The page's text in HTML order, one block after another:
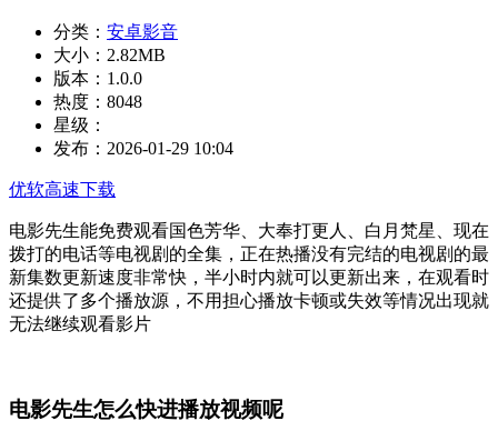
分类： 安卓影音
大小： 2.82MB
版本： 1.0.0
热度： 8048
星级：
发布： 2026-01-29 10:04
优软高速下载
电影先生能免费观看国色芳华、大奉打更人、白月梵星、现在
拨打的电话等电视剧的全集，正在热播没有完结的电视剧的最
新集数更新速度非常快，半小时内就可以更新出来，在观看时
还提供了多个播放源，不用担心播放卡顿或失效等情况出现就
无法继续观看影片
电影先生怎么快进播放视频呢